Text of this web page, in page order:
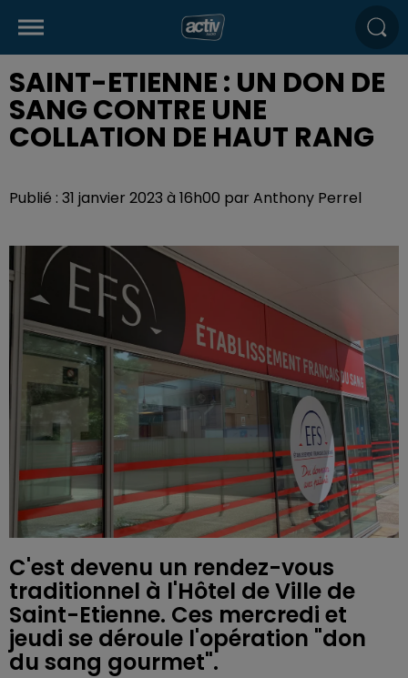
SAINT-ETIENNE : UN DON DE
SANG CONTRE UNE
COLLATION DE HAUT RANG
Publié : 31 janvier 2023 à 16h00 par Anthony Perrel
C'est devenu un rendez-vous
traditionnel à l'Hôtel de Ville de
Saint-Etienne. Ces mercredi et
jeudi se déroule l'opération "don
du sang gourmet".